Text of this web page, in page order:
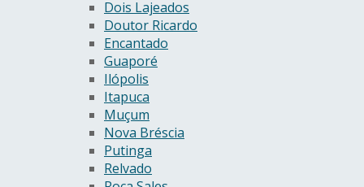
Dois Lajeados
Doutor Ricardo
Encantado
Guaporé
Ilópolis
Itapuca
Muçum
Nova Bréscia
Putinga
Relvado